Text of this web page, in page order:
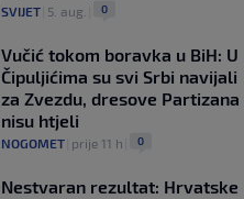
SVIJET| 5. aug. 0
Vučić tokom boravka u BiH: U
Čipuljićima su svi Srbi navijali
za Zvezdu, dresove Partizana
nisu htjeli
NOGOMET| prije 11 h 0
Nestvaran rezultat: Hrvatske